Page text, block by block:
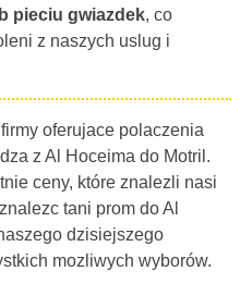
pieciu gwiazdek, co
z naszych uslug i
oferujace polaczenia
z Al Hoceima do Motril.
ceny, które znalezli nasi
tani prom do Al
dzisiejszego
mozliwych wyborów.